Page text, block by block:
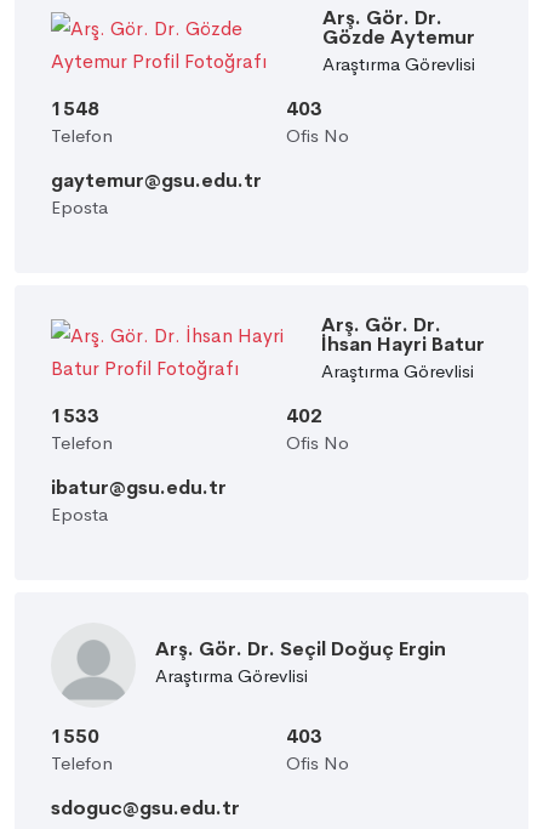
Arş. Gör. Dr.
Gözde Aytemur
Araştırma Görevlisi
1548
Telefon
403
Ofis No
gaytemur@gsu.edu.tr
Eposta
Arş. Gör. Dr.
İhsan Hayri Batur
Araştırma Görevlisi
1533
Telefon
402
Ofis No
ibatur@gsu.edu.tr
Eposta
Arş. Gör. Dr. Seçil Doğuç Ergin
Araştırma Görevlisi
1550
Telefon
403
Ofis No
sdoguc@gsu.edu.tr